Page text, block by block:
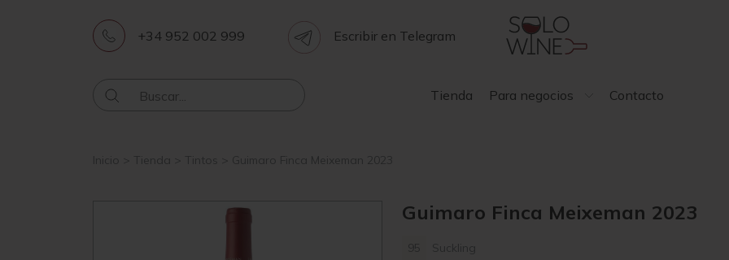
+34 952 002 999 Escribir en Telegram
Tienda Para negocios Contacto
Inicio Tienda Tintos Guimaro Finca Meixeman 2023
Guimaro Finca Meixeman 2023
Suckling